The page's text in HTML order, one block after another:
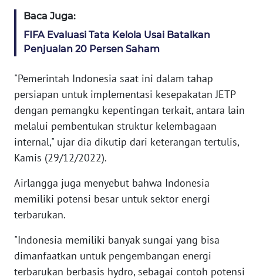
Baca Juga:
FIFA Evaluasi Tata Kelola Usai Batalkan
Penjualan 20 Persen Saham
"Pemerintah Indonesia saat ini dalam tahap
persiapan untuk implementasi kesepakatan JETP
dengan pemangku kepentingan terkait, antara lain
melalui pembentukan struktur kelembagaan
internal," ujar dia dikutip dari keterangan tertulis,
Kamis (29/12/2022).
Airlangga juga menyebut bahwa Indonesia
memiliki potensi besar untuk sektor energi
terbarukan.
"Indonesia memiliki banyak sungai yang bisa
dimanfaatkan untuk pengembangan energi
terbarukan berbasis hydro, sebagai contoh potensi
TAMBANG
NEWS
MARITIM
FISUELRI
NEWS
ANUGERAH
NEWS
AKHLAK
ID